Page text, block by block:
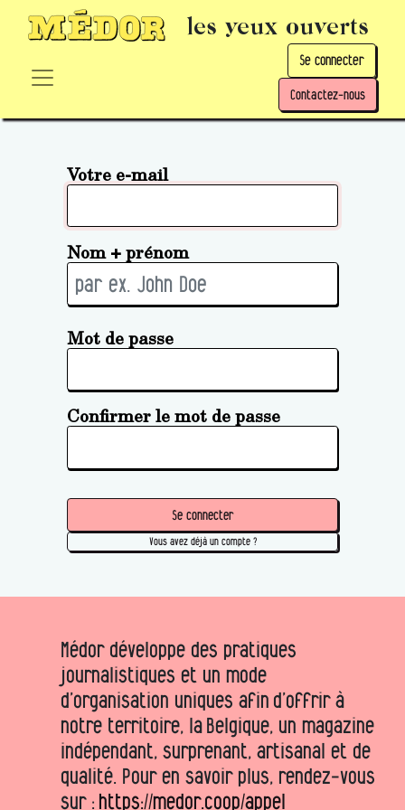
les yeux ouverts
Se connecter
Contactez-nous
Votre e-mail
Nom + prénom
Mot de passe
Confirmer le mot de passe
Se connecter
Vous avez déjà un compte ?
Médor développe des pratiques
journalistiques et un mode
d’organisation uniques afin d’offrir à
notre territoire, la Belgique, un magazine
indépendant, surprenant, artisanal et de
qualité. Pour en savoir plus, rendez-vous
sur : https://medor.coop/appel